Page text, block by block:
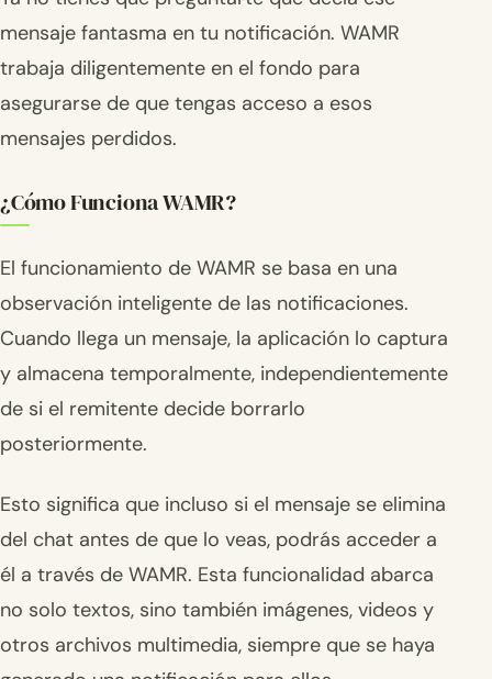
mensaje fantasma en tu notificación. WAMR
trabaja diligentemente en el fondo para
asegurarse de que tengas acceso a esos
mensajes perdidos.
¿Cómo Funciona WAMR?
El funcionamiento de WAMR se basa en una
observación inteligente de las notificaciones.
Cuando llega un mensaje, la aplicación lo captura
y almacena temporalmente, independientemente
de si el remitente decide borrarlo
posteriormente.
Esto significa que incluso si el mensaje se elimina
del chat antes de que lo veas, podrás acceder a
él a través de WAMR. Esta funcionalidad abarca
no solo textos, sino también imágenes, videos y
otros archivos multimedia, siempre que se haya